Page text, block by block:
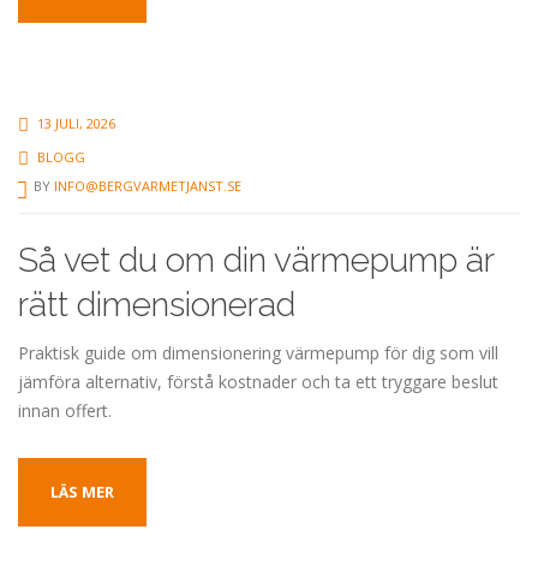
13 JULI, 2026
BLOGG
BY INFO@BERGVARMETJANST.SE
Så vet du om din värmepump är
rätt dimensionerad
Praktisk guide om dimensionering värmepump för dig som vill
jämföra alternativ, förstå kostnader och ta ett tryggare beslut
innan offert.
LÄS MER